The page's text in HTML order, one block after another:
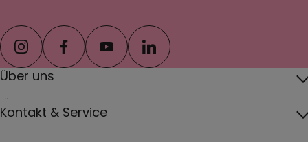
instagramfacebookyoutubelinkedin
Über uns
Kontakt & Service